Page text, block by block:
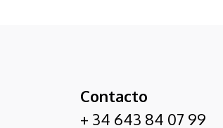
Contacto
+ 34 643 84 07 99